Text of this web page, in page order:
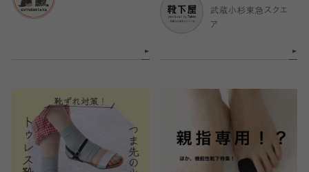
武蔵小杉東急スクエ
ア